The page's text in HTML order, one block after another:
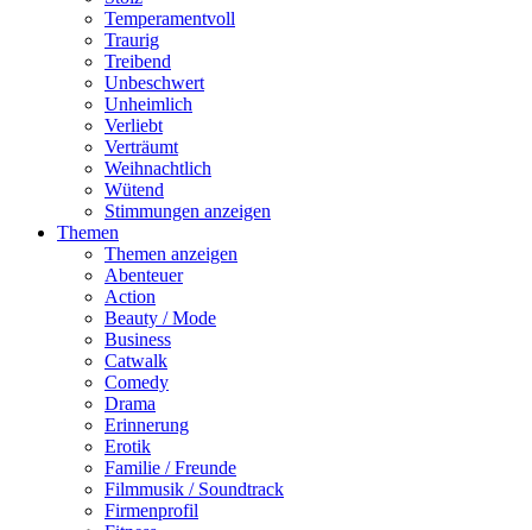
Temperamentvoll
Traurig
Treibend
Unbeschwert
Unheimlich
Verliebt
Verträumt
Weihnachtlich
Wütend
Stimmungen anzeigen
Themen
Themen anzeigen
Abenteuer
Action
Beauty / Mode
Business
Catwalk
Comedy
Drama
Erinnerung
Erotik
Familie / Freunde
Filmmusik / Soundtrack
Firmenprofil